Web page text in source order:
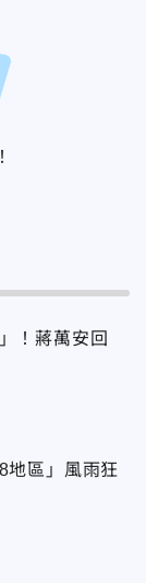
！蔣萬安回
地區」風雨狂